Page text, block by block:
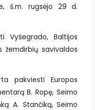
š.m. rugsėjo 29 d.
Vyšegrado, Baltijos
žemdirbių savivaldos
pakviesti Europos
B. Ropę, Seimo
A. Stančiką, Seimo